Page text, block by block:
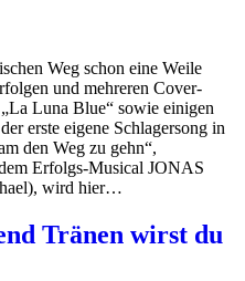
Weg schon eine Weile
und mehreren Cover-
Luna Blue“ sowie einigen
erste eigene Schlagersong in
den Weg zu gehn“,
Erfolgs-Musical JONAS
wird hier…
Tränen wirst du